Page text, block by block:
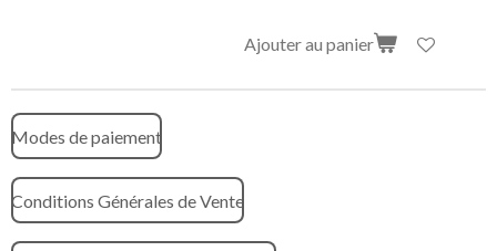
Ajouter au panier
Modes de paiement
Conditions Générales de Vente